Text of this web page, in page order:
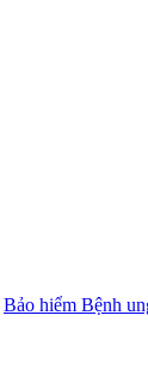
Bảo hiểm Bệnh